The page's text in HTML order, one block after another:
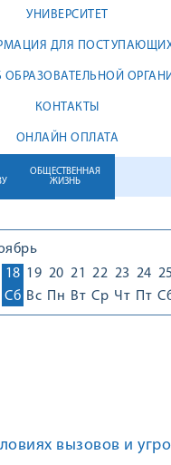
УНИВЕРСИТЕТ
ДЛЯ
ОБРАЗОВАТЕЛЬНОЙ
КОНТАКТЫ
ОНЛАЙН ОПЛАТА
ОБЩЕСТВЕННАЯ
ЖИЗНЬ
18
Сб
19
Вс
20
Пн
21
Вт
22
Ср
23
Чт
24
Пт
25
вызовов и